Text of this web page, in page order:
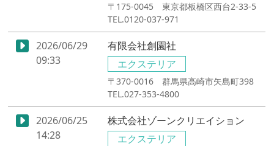
〒175-0045 東京都板橋区西台2-33-5
TEL.0120-037-971
2026/06/29
09:33
有限会社創園社
エクステリア
〒370-0016 群馬県高崎市矢島町398
TEL.027-353-4800
2026/06/25
14:28
株式会社ゾーンクリエイション
エクステリア